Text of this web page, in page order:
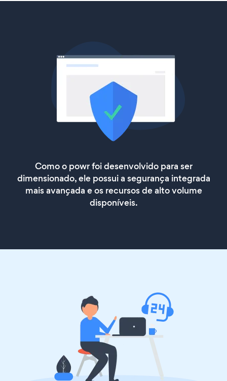
Como o powr foi desenvolvido para ser
dimensionado, ele possui a segurança integrada
mais avançada e os recursos de alto volume
disponíveis.